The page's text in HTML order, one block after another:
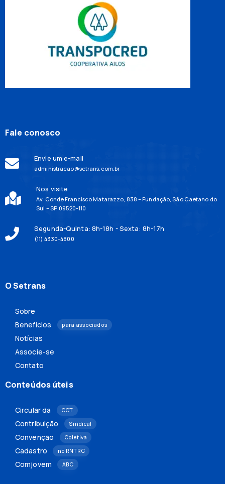
Fale conosco
Envie um e-mail
administracao@setrans.com.br
Nos visite
Av. Conde Francisco Matarazzo, 838 – Fundação, São Caetano do
Sul – SP, 09520-110
Segunda-Quinta: 8h-18h - Sexta: 8h-17h
(11) 4330-4800
O Setrans
Sobre
Benefícios
para associados
Notícias
Associe-se
Contato
Conteúdos úteis
Circular da CCT
Contribuição Sindical
Convenção Coletiva
Cadastro no RNTRC
Comjovem ABC